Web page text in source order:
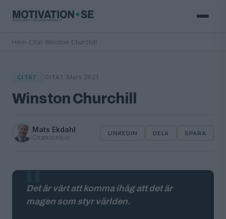
Hem Citat Winston Churchill
CITAT CITAT Mars 2021
Winston Churchill
Mats Ekdahl
Citatkrönikör
LINKEDIN DELA SPARA
Det är värt att komma ihåg att det är
magen som styr världen.